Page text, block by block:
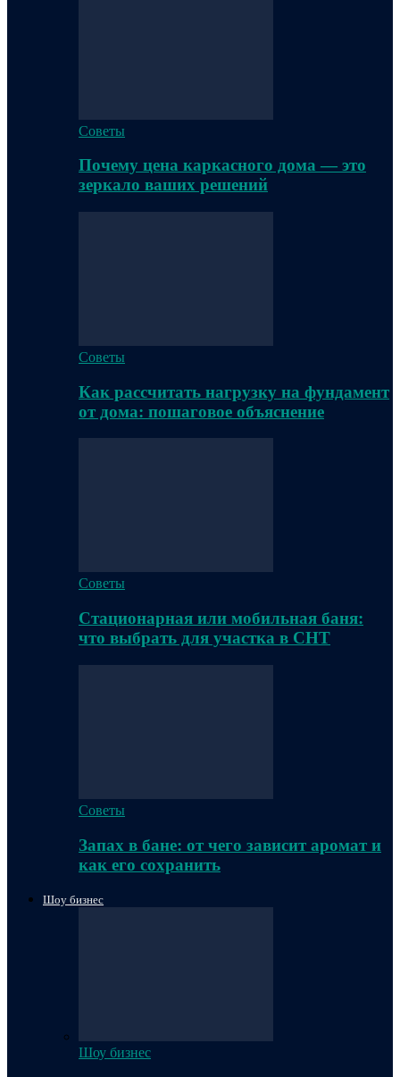
Советы
Почему цена каркасного дома — это
зеркало ваших решений
Советы
Как рассчитать нагрузку на фундамент
от дома: пошаговое объяснение
Советы
Стационарная или мобильная баня:
что выбрать для участка в СНТ
Советы
Запах в бане: от чего зависит аромат и
как его сохранить
Шоу бизнес
Шоу бизнес